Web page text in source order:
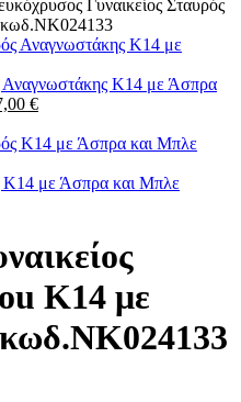
Γυναικείος Σταυρός
Αναγνωστάκης Κ14 με Άσπρα
€Η
τιμή
567,00 €.
Κ14 με Άσπρα και Μπλε
Κ14 με